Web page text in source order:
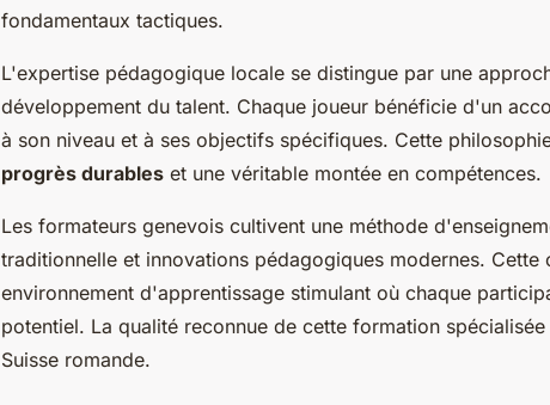
fondamentaux tactiques.
L'expertise pédagogique locale se distingue par une
développement du talent. Chaque joueur bénéficie d'un
à son niveau et à ses objectifs spécifiques. Cette
progrès durables et une véritable montée en compétences.
Les formateurs genevois cultivent une méthode
traditionnelle et innovations pédagogiques modernes. Cette
environnement d'apprentissage stimulant où chaque
potentiel. La qualité reconnue de cette formation
Suisse romande.